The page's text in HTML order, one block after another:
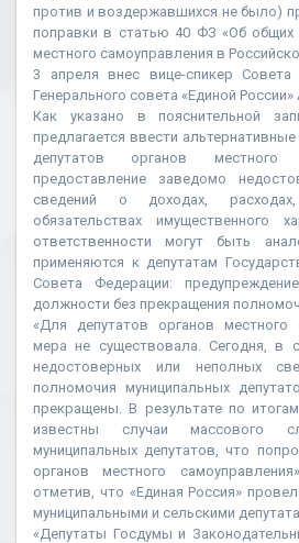
против и воздержавшихся не было)
поправки в статью 40 ФЗ «Об общих
местного самоуправления в
3 апреля внес вице-спикер Совета
Генерального совета «Единой
Как указано в пояснительной
предлагается ввести
депутатов органов местного
предоставление заведомо
сведений о доходах,
обязательствах имущественного
ответственности могут быть
применяются к депутатам
Совета Федерации:
должности без прекращения
«Для депутатов органов местного
мера не существовала. Сегодня, в
недостоверных или неполных
полномочия муниципальных
прекращены. В результате по
известны случаи массового
муниципальных депутатов, что
органов местного
отметив, что «Единая Россия»
муниципальными и сельскими
«Депутаты Госдумы и